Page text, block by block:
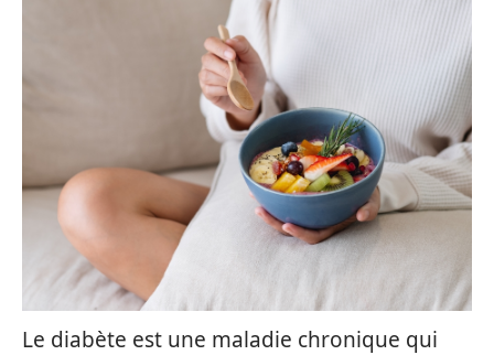
Le diabète est une maladie chronique qui